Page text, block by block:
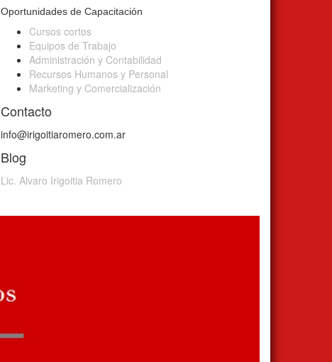
Oportunidades de Capacitación
Cursos cortos
Equipos de Trabajo
Administración y Contabilidad
Recursos Humanos y Personal
Marketing y Comercialización
Contacto
info@irigoitiaromero.com.ar
Blog
Lic. Alvaro Irigoitia Romero